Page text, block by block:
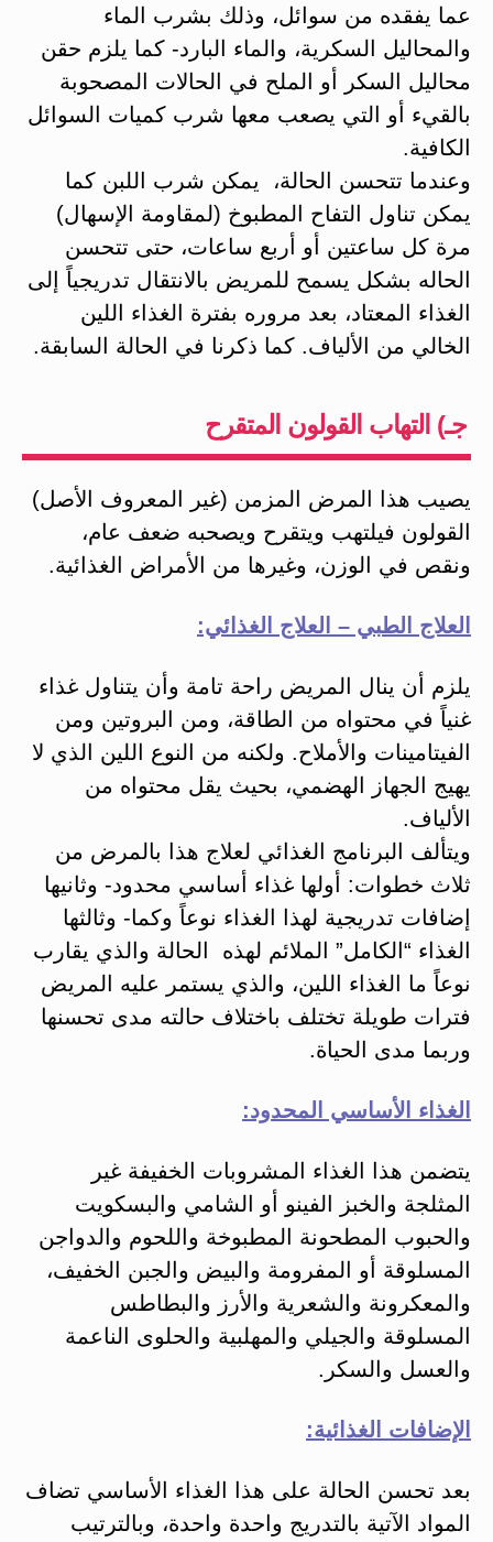
عما يفقده من سوائل، وذلك بشرب الماء
والمحاليل السكرية، والماء البارد- كما يلزم حقن
محاليل السكر أو الملح في الحالات المصحوبة
بالقيء أو التي يصعب معها شرب كميات السوائل
الكافية.
وعندما تتحسن الحالة، يمكن شرب اللبن كما
يمكن تناول التفاح المطبوخ (لمقاومة الإسهال)
مرة كل ساعتين أو أربع ساعات، حتى تتحسن
الحاله بشكل يسمح للمريض بالانتقال تدريجياً إلى
الغذاء المعتاد، بعد مروره بفترة الغذاء اللين
الخالي من الألياف. كما ذكرنا في الحالة السابقة.
جـ) التهاب القولون المتقرح
يصيب هذا المرض المزمن (غير المعروف الأصل)
القولون فيلتهب ويتقرح ويصحبه ضعف عام،
ونقص في الوزن، وغيرها من الأمراض الغذائية.
العلاج الطبي – العلاج الغذائي:
يلزم أن ينال المريض راحة تامة وأن يتناول غذاء
غنياً في محتواه من الطاقة، ومن البروتين ومن
الفيتامينات والأملاح. ولكنه من النوع اللين الذي لا
يهيج الجهاز الهضمي، بحيث يقل محتواه من
الألياف.
ويتألف البرنامج الغذائي لعلاج هذا بالمرض من
ثلاث خطوات: أولها غذاء أساسي محدود- وثانيها
إضافات تدريجية لهذا الغذاء نوعاً وكما- وثالثها
الغذاء “الكامل” الملائم لهذه الحالة والذي يقارب
نوعاً ما الغذاء اللين، والذي يستمر عليه المريض
فترات طويلة تختلف باختلاف حالته مدى تحسنها
وربما مدى الحياة.
الغذاء الأساسي المحدود:
يتضمن هذا الغذاء المشروبات الخفيفة غير
المثلجة والخبز الفينو أو الشامي والبسكويت
والحبوب المطحونة المطبوخة واللحوم والدواجن
المسلوقة أو المفرومة والبيض والجبن الخفيف،
والمعكرونة والشعرية والأرز والبطاطس
المسلوقة والجيلي والمهلبية والحلوى الناعمة
والعسل والسكر.
الإضافات الغذائية:
بعد تحسن الحالة على هذا الغذاء الأساسي تضاف
المواد الآتية بالتدريج واحدة واحدة، وبالترتيب